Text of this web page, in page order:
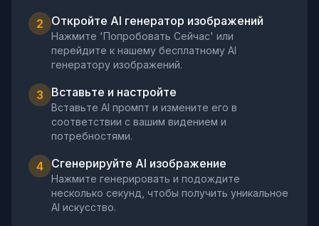
2 Откройте AI генератор изображений
Нажмите 'Попробовать Сейчас' или
перейдите к нашему бесплатному AI
генератору изображений.
3 Вставьте и настройте
Вставьте AI промпт и измените его в
соответствии с вашим видением и
потребностями.
4 Сгенерируйте AI изображение
Нажмите генерировать и подождите
несколько секунд, чтобы получить уникальное
AI искусство.